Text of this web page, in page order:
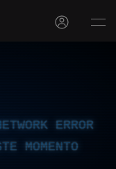
ERROR
MOMENTO